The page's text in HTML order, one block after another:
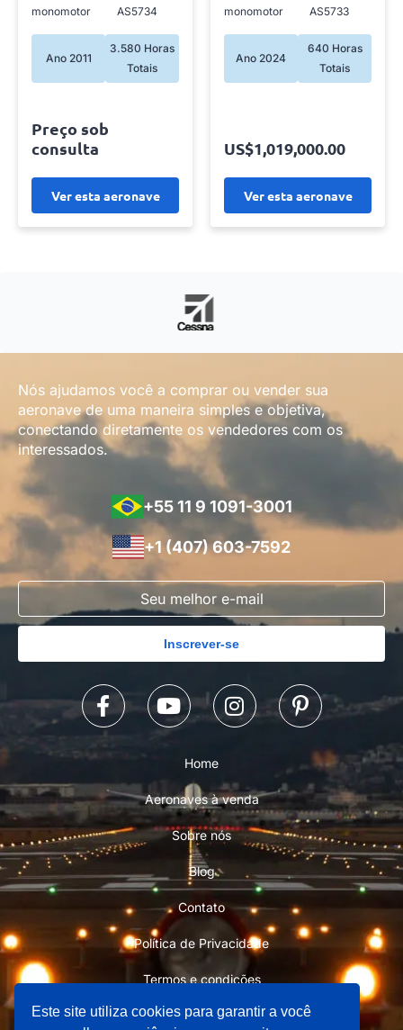
monomotor
AS5734
Ano 2011
3.580 Horas
Totais
Ver esta aeronave
Preço sob
consulta
monomotor
AS5733
Ano 2024
640 Horas
Totais
Ver esta aeronave
US$1,019,000.00
Nós ajudamos você a comprar ou vender sua
aeronave de uma maneira simples e objetiva,
conectando diretamente os vendedores com os
interessados.
+55 11 9 1091-3001
+1 (407) 603-7592
Inscrever-se
Home
Aeronaves à venda
Sobre nós
Blog
Contato
Política de Privacidade
Termos e condições
Este site utiliza cookies para garantir a você